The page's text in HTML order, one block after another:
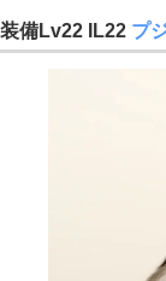
装備Lv22 IL22 プ